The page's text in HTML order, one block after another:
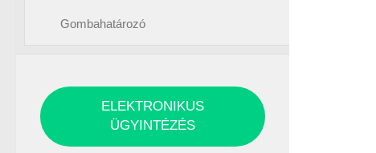
Gombahatározó
ELEKTRONIKUS
ÜGYINTÉZÉS